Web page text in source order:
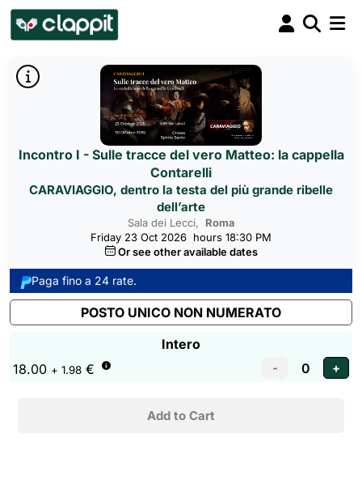
Incontro I - Sulle tracce del vero Matteo: la cappella
Contarelli
CARAVIAGGIO, dentro la testa del più grande ribelle
dell’arte
Sala dei Lecci, Roma
Friday 23 Oct 2026 hours 18:30 PM
Or see other available dates
Paga fino a 24 rate.
POSTO UNICO NON NUMERATO
Intero
18.00 + 1.98 €